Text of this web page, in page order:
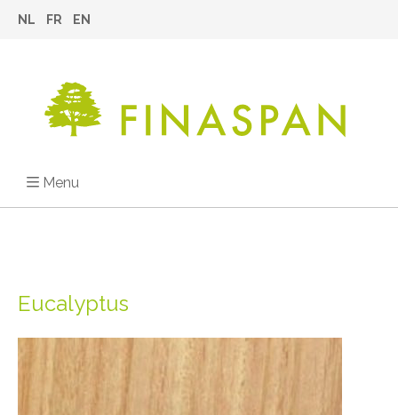
NL FR EN
Menu
Eucalyptus